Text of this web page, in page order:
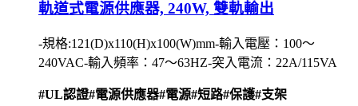
軌道式電源供應器, 240W, 雙軌輸出
-規格:121(D)x110(H)x100(W)mm-輸入電壓：100〜
240VAC-輸入頻率：47〜63HZ-突入電流：22A/115VA
#UL認證#電源供應器#電源#短路#保護#支架